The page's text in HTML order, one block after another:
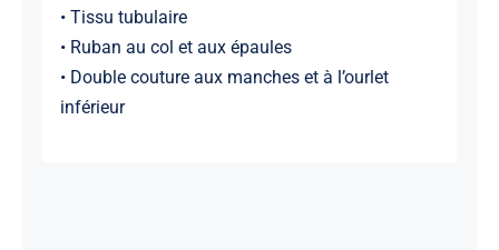
• Tissu tubulaire
• Ruban au col et aux épaules
• Double couture aux manches et à l’ourlet
inférieur